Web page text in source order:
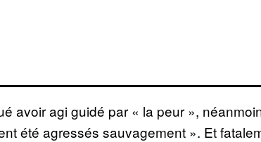
avoir agi guidé par « la peur »,
été agressés sauvagement ». Et